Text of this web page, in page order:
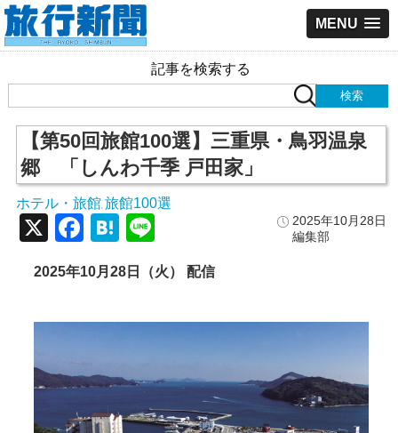
MENU
記事を検索する
【第50回旅館100選】三重県・鳥羽温泉
郷 「しんわ千季 戸田家」
ホテル・旅館 旅館100選
2025年10月28日
編集部
X Facebook
Hatena
2025年10月28日（火） 配信